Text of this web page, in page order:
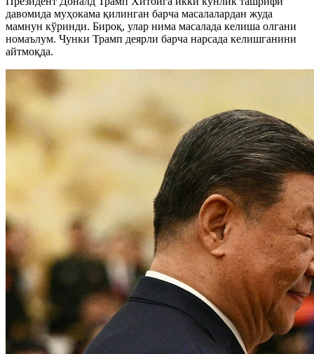
давомида муҳокама қилинган барча масалалардан жуда
мамнун кўринди. Бироқ, улар нима масалада келиша олгани
номаълум. Чунки Трамп деярли барча нарсада келишганини
айтмоқда.